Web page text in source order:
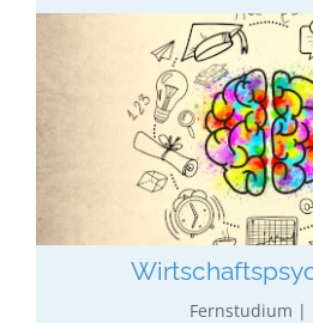
Fernstudium |
Wirtschaftliches Studium mit
Organisations- &
mehr